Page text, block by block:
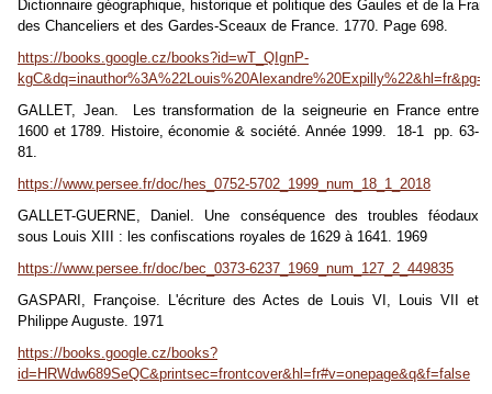
Dictionnaire géographique, historique et politique des Gaules et de la
des Chanceliers et des Gardes-Sceaux de France. 1770. Page 698.
https://books.google.cz/books?id=wT_QIgnP-
GALLET, Jean. Les transformation de la seigneurie en France entre
1600 et 1789. Histoire, économie & société. Année 1999. 18-1 pp. 63-
81.
https://www.persee.fr/doc/hes_0752-5702_1999_num_18_1_2018
GALLET-GUERNE, Daniel. Une conséquence des troubles féodaux
sous Louis XIII : les confiscations royales de 1629 à 1641. 1969
https://www.persee.fr/doc/bec_0373-6237_1969_num_127_2_449835
GASPARI, Françoise. L'écriture des Actes de Louis VI, Louis VII et
Philippe Auguste. 1971
https://books.google.cz/books?
id=HRWdw689SeQC&printsec=frontcover&hl=fr#v=onepage&q&f=false